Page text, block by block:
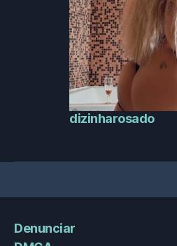
dizinharosado
Denunciar